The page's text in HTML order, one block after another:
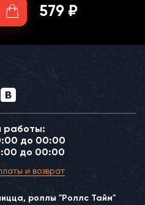
579 ₽
роллы "Роллс Тайм"
работы:
до 00:00
до 00:00
и возврат